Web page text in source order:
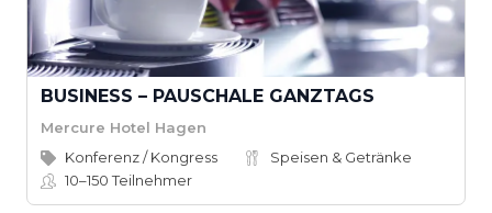
BUSINESS – PAUSCHALE GANZTAGS
Mercure Hotel Hagen
Konferenz / Kongress
Speisen & Getränke
10–150Teilnehmer